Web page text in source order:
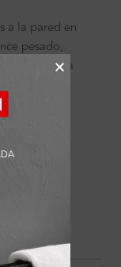
a la pared en
pesado,
minimalista